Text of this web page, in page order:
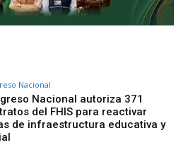
Nacional
Nacional autoriza 371
del FHIS para reactivar
de infraestructura educativa y